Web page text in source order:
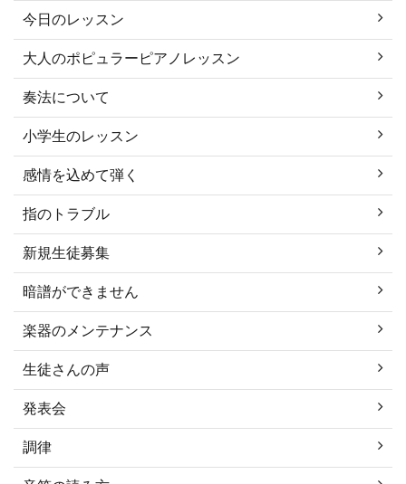
今日のレッスン
大人のポピュラーピアノレッスン
奏法について
小学生のレッスン
感情を込めて弾く
指のトラブル
新規生徒募集
暗譜ができません
楽器のメンテナンス
生徒さんの声
発表会
調律